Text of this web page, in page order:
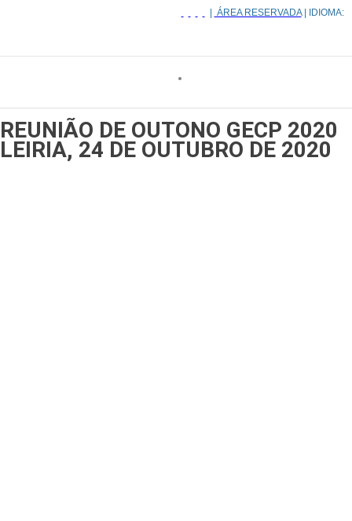
ÁREA RESERVADA| IDIOMA:
REUNIÃO DE OUTONO GECP 2020
LEIRIA, 24 DE OUTUBRO DE 2020